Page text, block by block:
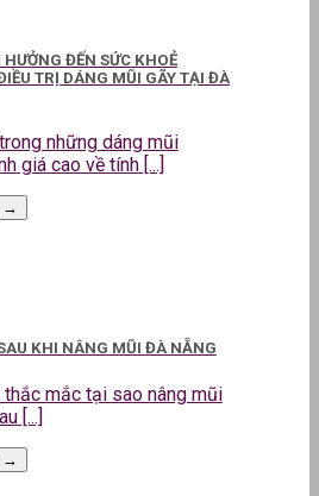
ĐẾN SỨC KHOẺ
TRỊ DÁNG MŨI GÃY TẠI ĐÀ
những dáng mũi
giá cao về tính [...]
→
KHI NÂNG MŨI ĐÀ NẴNG
thắc mắc tại sao nâng mũi
[...]
→